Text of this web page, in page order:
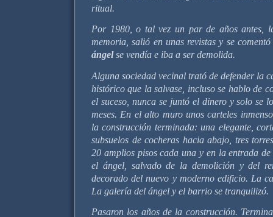
ritual.
Por 1980, o tal vez un par de años antes,
memoria, salió en unas revistas y se
ángelse vendía e iba a ser demolida.
Alguna sociedad vecinal trató de defender la
histórico que la salvase, incluso se hablo de
el suceso, nunca se juntó el dinero y solo se
meses. En el alto muro unos carteles
la construcción terminada: una elegante,
subsuelos de cocheras hacia abajo, tres
20 amplios pisos cada una y en la entrada
el ángel, salvado de la demolición y del
decorado del nuevo y moderno edificio. La
La galería del ángel y el barrio se tranquilizó.
Pasaron los años de la construcción.